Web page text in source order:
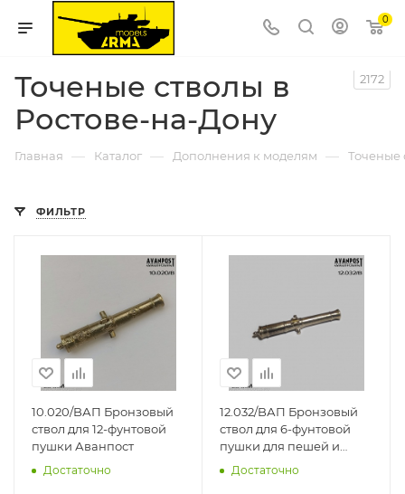
0
Точеные стволы в
Ростове-на-Дону
2172
Главная — Каталог — Дополнения к моделям — Точеные
ФИЛЬТР
10.020/BАП Бронзовый
ствол для 12-фунтовой
пушки Аванпост
Достаточно
12.032/BАП Бронзовый
ствол для 6-фунтовой
пушки для пешей и
конной артиллерии
Аванпост
Достаточно